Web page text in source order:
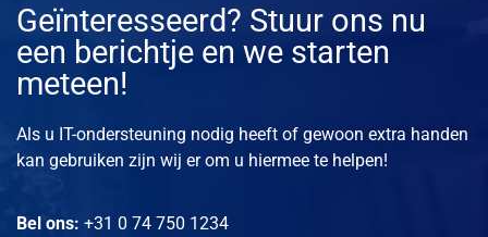
Geïnteresseerd? Stuur ons nu
een berichtje en we starten
meteen!
Als u IT-ondersteuning nodig heeft of gewoon extra handen
kan gebruiken zijn wij er om u hiermee te helpen!
Bel ons: +31 0 74 750 1234